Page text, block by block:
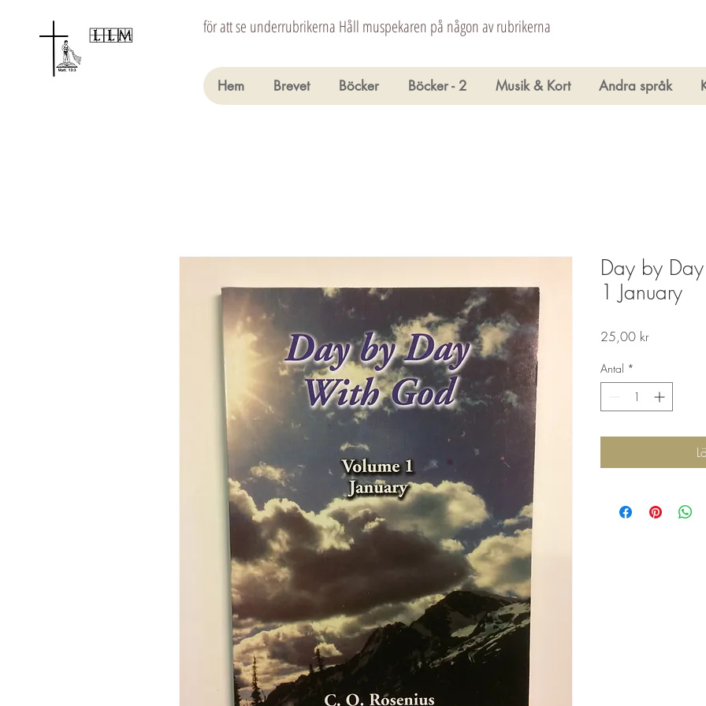
för att se underrubrikerna Håll muspekaren på någon av rubrikerna
Hem Brevet Böcker Böcker - 2 Musik & Kort Andra språk
Day by
1 January
25,00 krPris
Antal *